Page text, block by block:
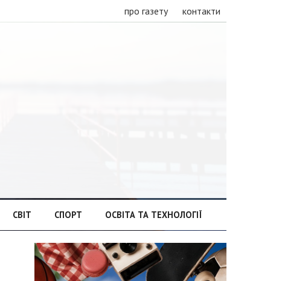
про газету контакти
СВІТ СПОРТ ОСВІТА ТА ТЕХНОЛОГІЇ